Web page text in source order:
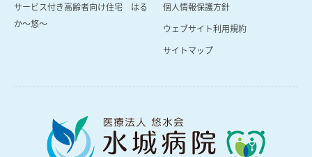
サービス付き高齢者向け住宅 はる
か～悠～
個人情報保護方針
ウェブサイト利用規約
サイトマップ